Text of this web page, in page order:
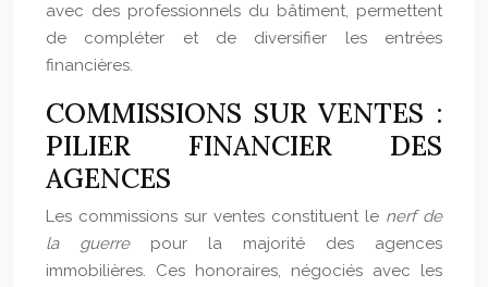
avec des professionnels du bâtiment, permettent
de compléter et de diversifier les entrées
financières.
COMMISSIONS SUR VENTES :
PILIER FINANCIER DES
AGENCES
Les commissions sur ventes constituent le nerf de
la guerre pour la majorité des agences
immobilières. Ces honoraires, négociés avec les